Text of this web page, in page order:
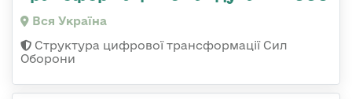
Вся Україна
Структура цифрової трансформації Сил
Оборони